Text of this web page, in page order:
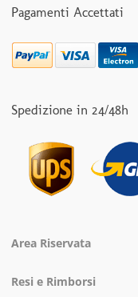
Pagamenti Accettati
Spedizione in 24/48h
Area Riservata
Resi e Rimborsi